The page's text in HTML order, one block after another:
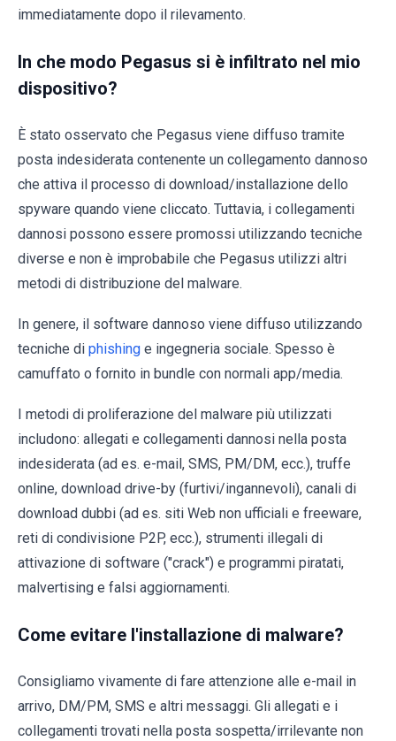
immediatamente dopo il rilevamento.
In che modo Pegasus si è infiltrato nel mio
dispositivo?
È stato osservato che Pegasus viene diffuso tramite
posta indesiderata contenente un collegamento dannoso
che attiva il processo di download/installazione dello
spyware quando viene cliccato. Tuttavia, i collegamenti
dannosi possono essere promossi utilizzando tecniche
diverse e non è improbabile che Pegasus utilizzi altri
metodi di distribuzione del malware.
In genere, il software dannoso viene diffuso utilizzando
tecniche di phishing e ingegneria sociale. Spesso è
camuffato o fornito in bundle con normali app/media.
I metodi di proliferazione del malware più utilizzati
includono: allegati e collegamenti dannosi nella posta
indesiderata (ad es. e-mail, SMS, PM/DM, ecc.), truffe
online, download drive-by (furtivi/ingannevoli), canali di
download dubbi (ad es. siti Web non ufficiali e freeware,
reti di condivisione P2P, ecc.), strumenti illegali di
attivazione di software ("crack") e programmi piratati,
malvertising e falsi aggiornamenti.
Come evitare l'installazione di malware?
Consigliamo vivamente di fare attenzione alle e-mail in
arrivo, DM/PM, SMS e altri messaggi. Gli allegati e i
collegamenti trovati nella posta sospetta/irrilevante non